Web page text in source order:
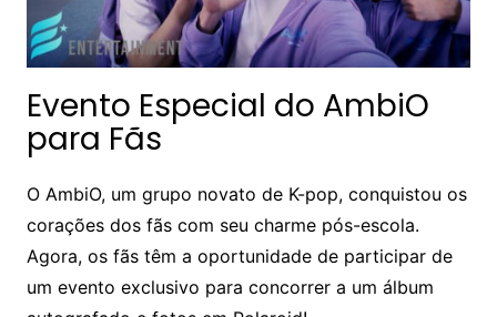
Evento Especial do AmbiO
para Fãs
O AmbiO, um grupo novato de K-pop, conquistou os
corações dos fãs com seu charme pós-escola.
Agora, os fãs têm a oportunidade de participar de
um evento exclusivo para concorrer a um álbum